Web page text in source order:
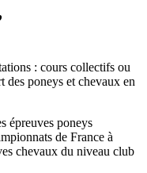
: cours collectifs ou
des poneys et chevaux en
épreuves poneys
de France à
chevaux du niveau club